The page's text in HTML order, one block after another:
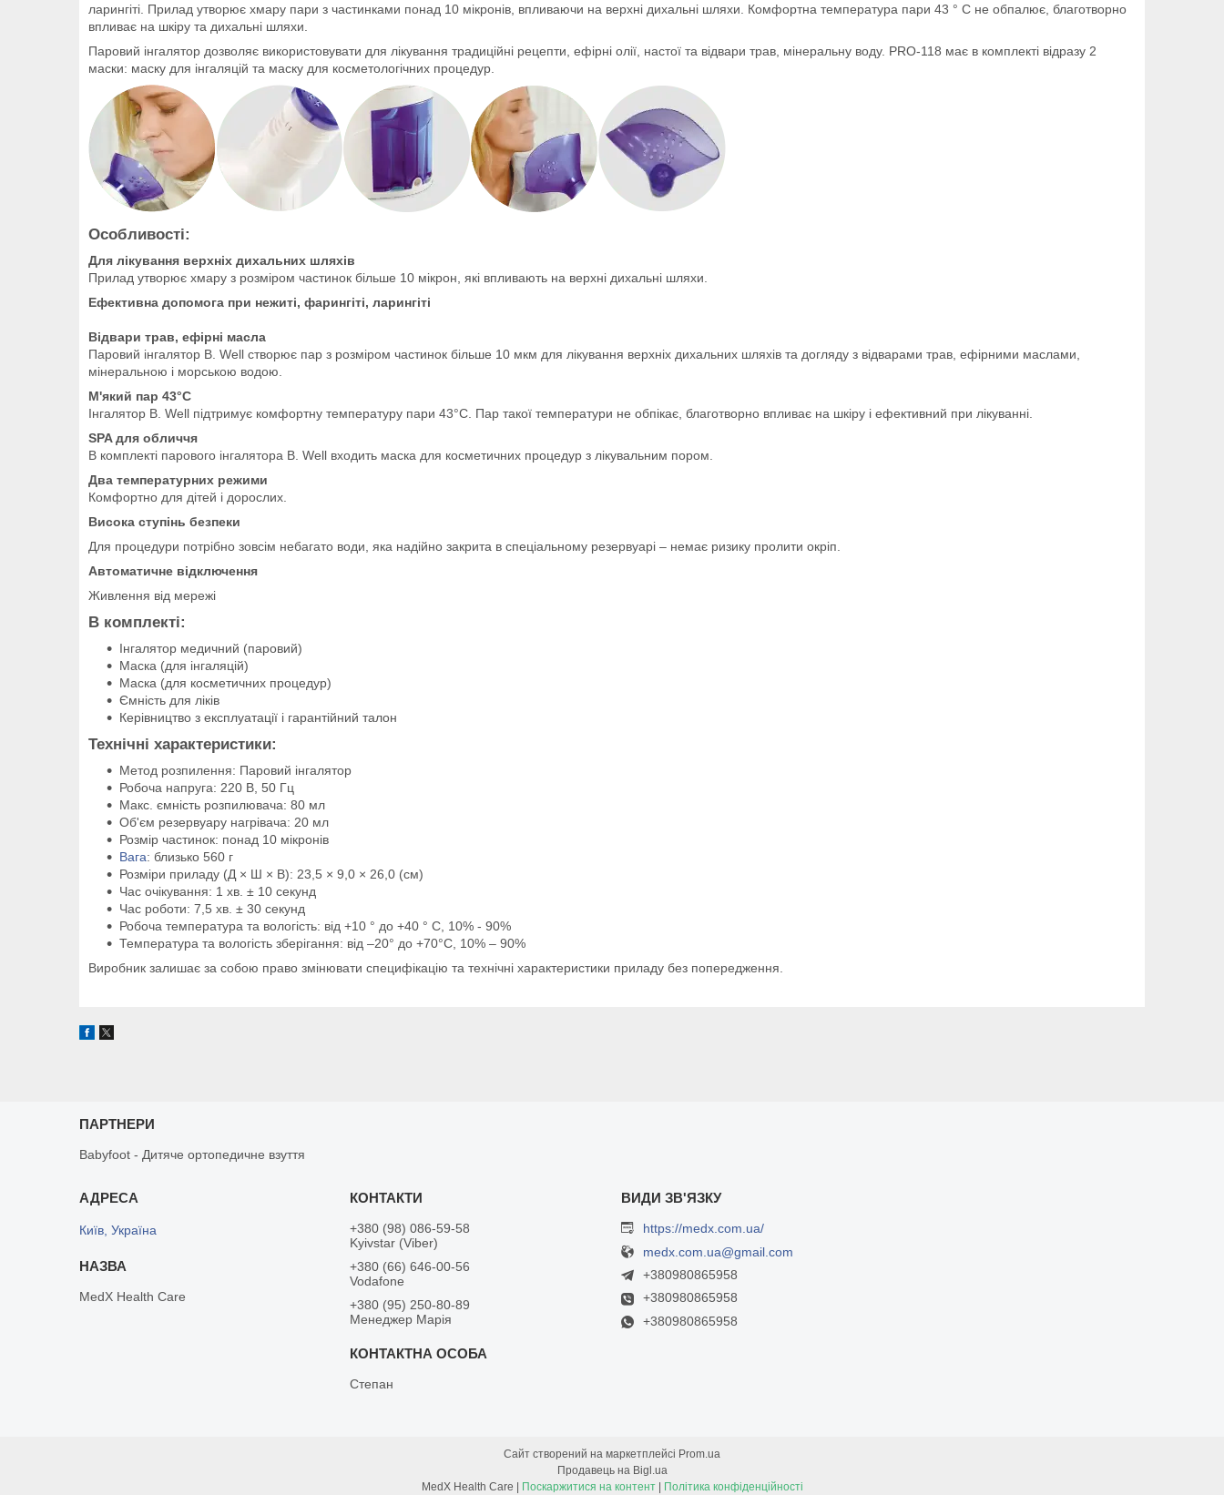
ларингіті. Прилад утворює хмару пари з частинками понад 10 мікронів, впливаючи на верхні дихальні шляхи. Комфортна температура пари 43 ° С не обпалює, благотворно
впливає на шкіру та дихальні шляхи.
Паровий інгалятор дозволяє використовувати для лікування традиційні рецепти, ефірні олії, настої та відвари трав, мінеральну воду. PRO-118 має в комплекті відразу 2
маски: маску для інгаляцій та маску для косметологічних процедур.
Особливості:
Для лікування верхніх дихальних шляхів
Прилад утворює хмару з розміром частинок більше 10 мікрон, які впливають на верхні дихальні шляхи.
Ефективна допомога при нежиті, фарингіті, ларингіті
Відвари трав, ефірні масла
Паровий інгалятор B. Well створює пар з розміром частинок більше 10 мкм для лікування верхніх дихальних шляхів та догляду з відварами трав, ефірними маслами,
мінеральною і морською водою.
М'який пар 43°С
Інгалятор B. Well підтримує комфортну температуру пари 43°С. Пар такої температури не обпікає, благотворно впливає на шкіру і ефективний при лікуванні.
SPA для обличчя
В комплекті парового інгалятора B. Well входить маска для косметичних процедур з лікувальним пором.
Два температурних режими
Комфортно для дітей і дорослих.
Висока ступінь безпеки
Для процедури потрібно зовсім небагато води, яка надійно закрита в спеціальному резервуарі – немає ризику пролити окріп.
Автоматичне відключення
Живлення від мережі
В комплекті:
Інгалятор медичний (паровий)
Маска (для інгаляцій)
Маска (для косметичних процедур)
Ємність для ліків
Керівництво з експлуатації і гарантійний талон
Технічні характеристики:
Метод розпилення: Паровий інгалятор
Робоча напруга: 220 В, 50 Гц
Макс. ємність розпилювача: 80 мл
Об'єм резервуару нагрівача: 20 мл
Розмір частинок: понад 10 мікронів
Вага: близько 560 г
Розміри приладу (Д × Ш × В): 23,5 × 9,0 × 26,0 (см)
Час очікування: 1 хв. ± 10 секунд
Час роботи: 7,5 хв. ± 30 секунд
Робоча температура та вологість: від +10 ° до +40 ° С, 10% - 90%
Температура та вологість зберігання: від –20° до +70°С, 10% – 90%
Виробник залишає за собою право змінювати специфікацію та технічні характеристики приладу без попередження.
ПАРТНЕРИ
Babyfoot - Дитяче ортопедичне взуття
Київ, Україна
MedX Health Care
+380 (98) 086-59-58
Kyivstar (Viber)
+380 (66) 646-00-56
Vodafone
+380 (95) 250-80-89
Менеджер Марія
Степан
https://medx.com.ua/
medx.com.ua@gmail.com
+380980865958
+380980865958
+380980865958
Сайт створений на маркетплейсі Prom.ua
Продавець на Bigl.ua
MedX Health Care | Поскаржитися на контент | Політика конфіденційності